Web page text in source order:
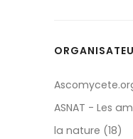
ASNAT - Les
la nature (18)